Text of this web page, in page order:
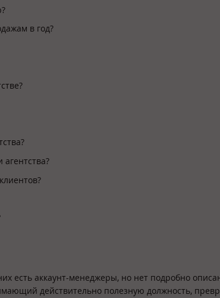
в год?
агентства?
есть аккаунт-менеджеры, но нет подробно
действительно полезную должность,